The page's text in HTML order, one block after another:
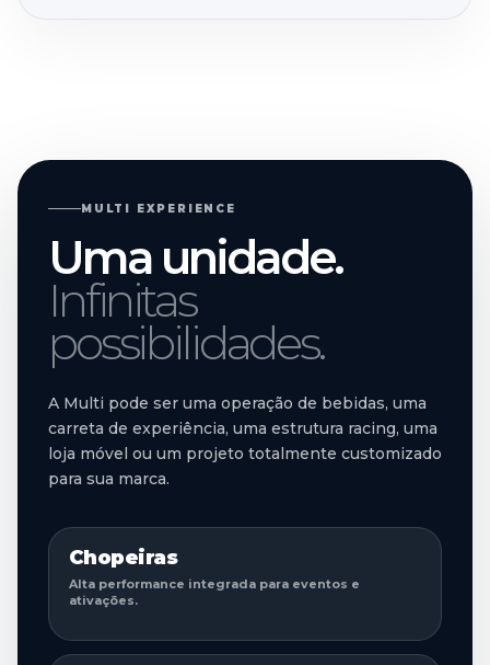
MULTI EXPERIENCE
Uma unidade.
Infinitas
possibilidades.
A Multi pode ser uma operação de bebidas, uma
carreta de experiência, uma estrutura racing, uma
loja móvel ou um projeto totalmente customizado
para sua marca.
Chopeiras
Alta performance integrada para eventos e
ativações.